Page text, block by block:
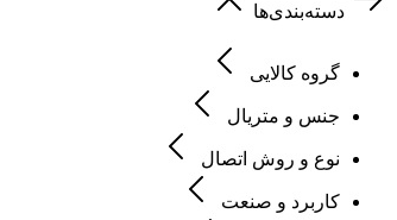
دسته‌بندی‌ها
گروه کالایی
جنس و متریال
نوع و روش اتصال
کاربرد و صنعت